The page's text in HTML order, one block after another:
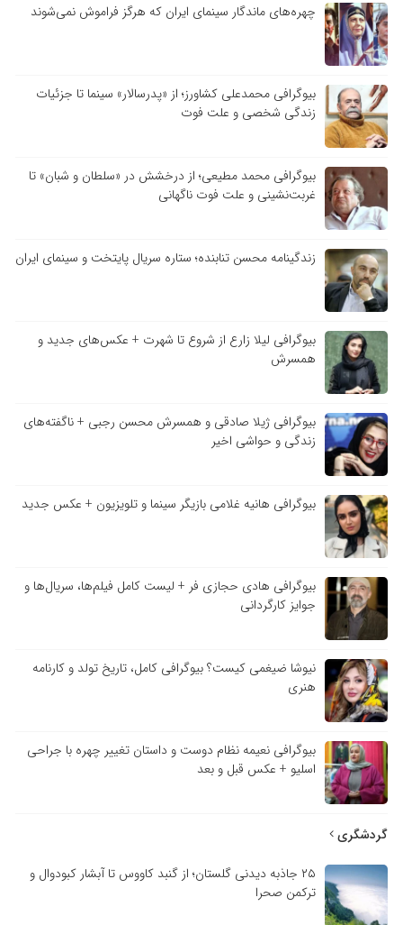
چهره‌های ماندگار سینمای ایران که هرگز فراموش نمی‌شوند
بیوگرافی محمدعلی کشاورز؛ از «پدرسالار» سینما تا جزئیات
زندگی شخصی و علت فوت
بیوگرافی محمد مطیعی؛ از درخشش در «سلطان و شبان» تا
غربت‌نشینی و علت فوت ناگهانی
زندگینامه محسن تنابنده؛ ستاره سریال پایتخت و سینمای ایران
بیوگرافی لیلا زارع از شروع تا شهرت + عکس‌های جدید و
همسرش
بیوگرافی ژیلا صادقی و همسرش محسن رجبی + ناگفته‌های
زندگی و حواشی اخیر
بیوگرافی هانیه غلامی بازیگر سینما و تلویزیون + عکس جدید
بیوگرافی هادی حجازی فر + لیست کامل فیلم‌ها، سریال‌ها و
جوایز کارگردانی
نیوشا ضیغمی کیست؟ بیوگرافی کامل، تاریخ تولد و کارنامه
هنری
بیوگرافی نعیمه نظام دوست و داستان تغییر چهره با جراحی
اسلیو + عکس قبل و بعد
گردشگری
۲۵ جاذبه دیدنی گلستان؛ از گنبد کاووس تا آبشار کبودوال و
ترکمن صحرا